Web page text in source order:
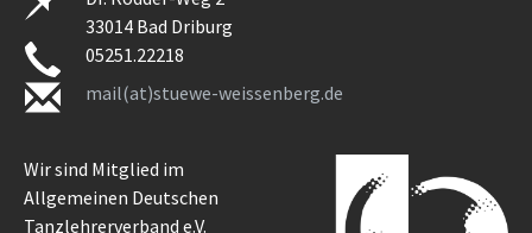
33014 Bad Driburg
05251.22218
mail(at)stuewe-weissenberg.de
Wir sind Mitglied im
Allgemeinen Deutschen
Tanzlehrerverband e.V.